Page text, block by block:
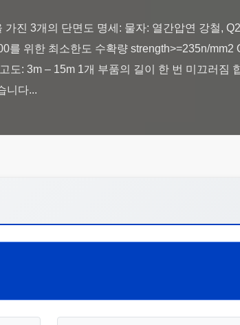
진 3개의 단면도 명세: 물자: 열간압연 강철,
를 위한 최소한도 수확량 strength>=235n/mm2
도: 3m – 15m 1개 부품의 길이 한 번 미끄러짐